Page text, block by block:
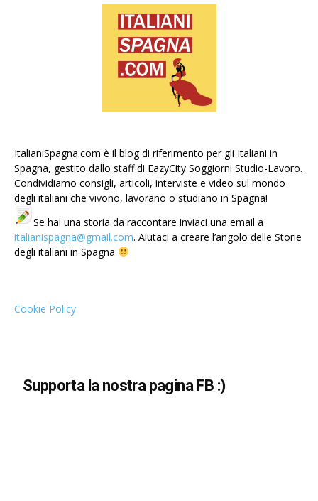
ItalianiSpagna.com è il blog di riferimento per gli Italiani in
Spagna, gestito dallo staff di EazyCity Soggiorni Studio-Lavoro.
Condividiamo consigli, articoli, interviste e video sul mondo
degli italiani che vivono, lavorano o studiano in Spagna!
Se hai una storia da raccontare inviaci una email a
italianispagna@gmail.com. Aiutaci a creare l’angolo delle Storie
degli italiani in Spagna
Cookie Policy
Supporta la nostra pagina FB :)